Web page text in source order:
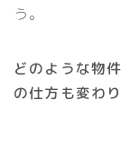
う。
どのような物
の仕方も変わり